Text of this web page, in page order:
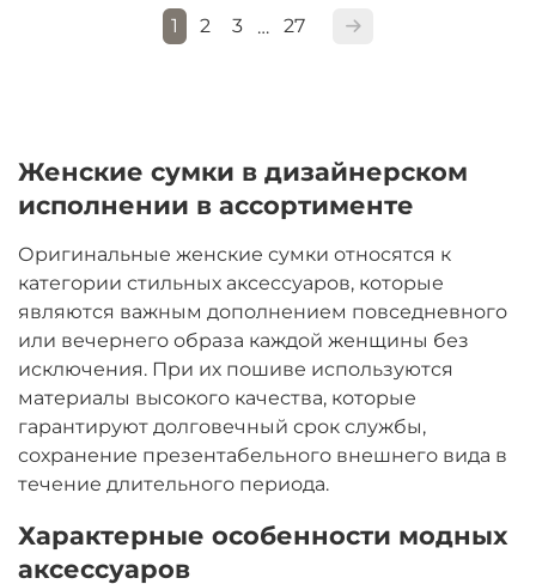
1 2 3 … 27
Женские сумки в дизайнерском
исполнении в ассортименте
Оригинальные женские сумки относятся к
категории стильных аксессуаров, которые
являются важным дополнением повседневного
или вечернего образа каждой женщины без
исключения. При их пошиве используются
материалы высокого качества, которые
гарантируют долговечный срок службы,
сохранение презентабельного внешнего вида в
течение длительного периода.
Характерные особенности модных
аксессуаров